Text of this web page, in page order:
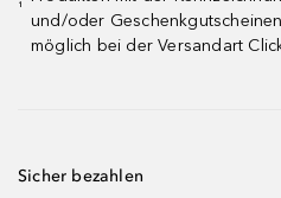
¹
und/oder
möglich bei der Versandart
Sicher bezahlen